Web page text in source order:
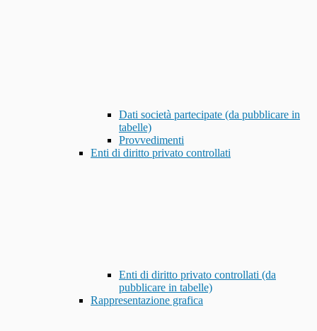
Dati società partecipate (da pubblicare in
tabelle)
Provvedimenti
Enti di diritto privato controllati
Enti di diritto privato controllati (da
pubblicare in tabelle)
Rappresentazione grafica